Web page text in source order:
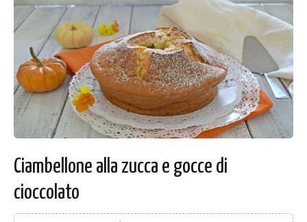
Ciambellone alla zucca e gocce di
cioccolato